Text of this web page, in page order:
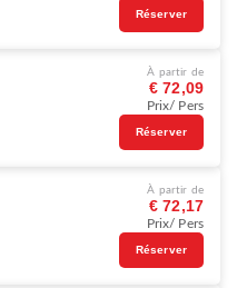
Réserver
À partir de
€ 72,09
Prix/ Pers
Réserver
À partir de
€ 72,17
Prix/ Pers
Réserver